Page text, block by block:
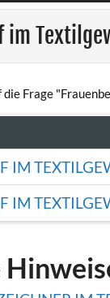
im
Frage
IM
IM